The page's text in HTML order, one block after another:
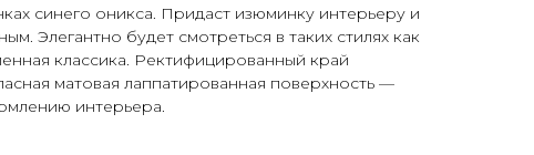
синего оникса. Придаст изюминку интерьеру и
Элегантно будет смотреться в таких стилях как
классика. Ректифицированный край
матовая лаппатированная поверхность —
интерьера.